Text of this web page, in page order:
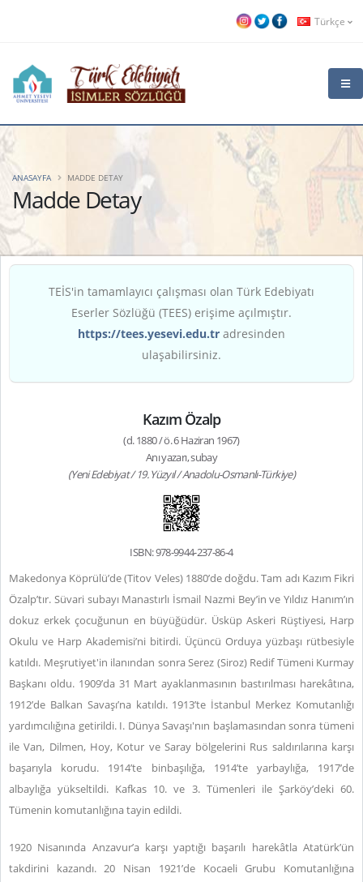
Türkçe
Madde Detay
ANASAYFA MADDE DETAY
TEİS'in tamamlayıcı çalışması olan Türk Edebiyatı
Eserler Sözlüğü (TEES) erişime açılmıştır.
https://tees.yesevi.edu.tr adresinden
ulaşabilirsiniz.
Kazım Özalp
(d. 1880 / ö. 6 Haziran 1967)
Anı yazarı, subay
(Yeni Edebiyat / 19. Yüzyıl / Anadolu-Osmanlı-Türkiye)
ISBN: 978-9944-237-86-4
Makedonya Köprülü’de (Titov Veles) 1880’de doğdu. Tam adı Kazım Fikri
Özalp’tır. Süvari subayı Manastırlı İsmail Nazmi Bey’in ve Yıldız Hanım’ın
dokuz erkek çocuğunun en büyüğüdür. Üsküp Askeri Rüştiyesi, Harp
Okulu ve Harp Akademisi’ni bitirdi. Üçüncü Orduya yüzbaşı rütbesiyle
katıldı. Meşrutiyet'in ilanından sonra Serez (Siroz) Redif Tümeni Kurmay
Başkanı oldu. 1909’da 31 Mart ayaklanmasının bastırılması harekâtına,
1912’de Balkan Savaşı’na katıldı. 1913’te İstanbul Merkez Komutanlığı
yardımcılığına getirildi. I. Dünya Savaşı'nın başlamasından sonra tümeni
ile Van, Dilmen, Hoy, Kotur ve Saray bölgelerini Rus saldırılarına karşı
başarıyla korudu. 1914’te binbaşılığa, 1914’te yarbaylığa, 1917’de
albaylığa yükseltildi. Kafkas 10. ve 3. Tümenleri ile Şarköy’deki 60.
Tümenin komutanlığına tayin edildi.
1920 Nisanında Anzavur’a karşı yaptığı başarılı harekâtla Atatürk’ün
takdirini kazandı. 20 Nisan 1921’de Kocaeli Grubu Komutanlığına